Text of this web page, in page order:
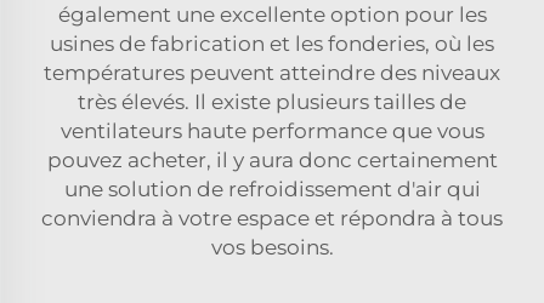
également une excellente option pour les
usines de fabrication et les fonderies, où les
températures peuvent atteindre des niveaux
très élevés. Il existe plusieurs tailles de
ventilateurs haute performance que vous
pouvez acheter, il y aura donc certainement
une solution de refroidissement d'air qui
conviendra à votre espace et répondra à tous
vos besoins.